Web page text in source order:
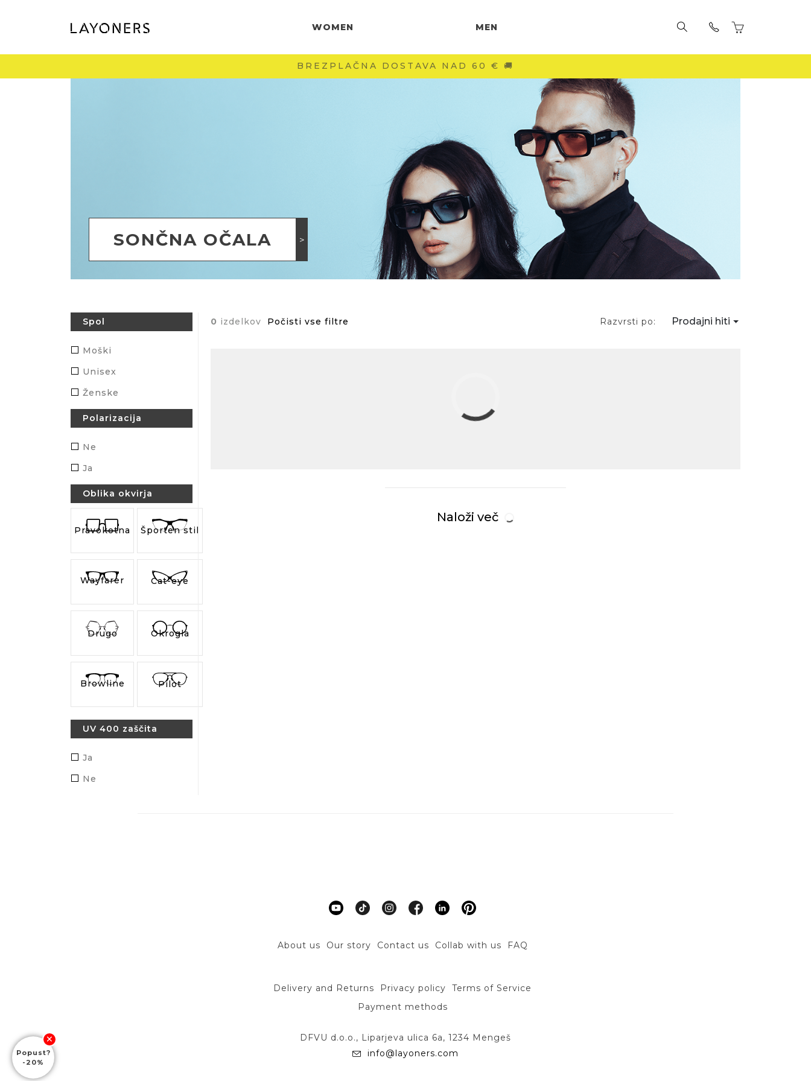
WOMEN MEN
-40 % NA DRUGI KOS
SONČNA OČALA
Spol
Moški
Unisex
Ženske
Polarizacija
Ne
Ja
Oblika okvirja
Pravokotna Športen stil
Wayfarer Cat-eye
Drugo Okrogla
Browline Pilot
UV 400 zaščita
Ja
Ne
0 izdelkov Počisti vse filtre Razvrsti po: Prodajni hiti
Naloži več
About us Our story Contact us Collab with us FAQ
Delivery and Returns Privacy policy
Terms of Service
Payment methods
DFVU d.o.o., Liparjeva ulica 6a, 1234 Mengeš
info@layoners.com
Popust?
-20%